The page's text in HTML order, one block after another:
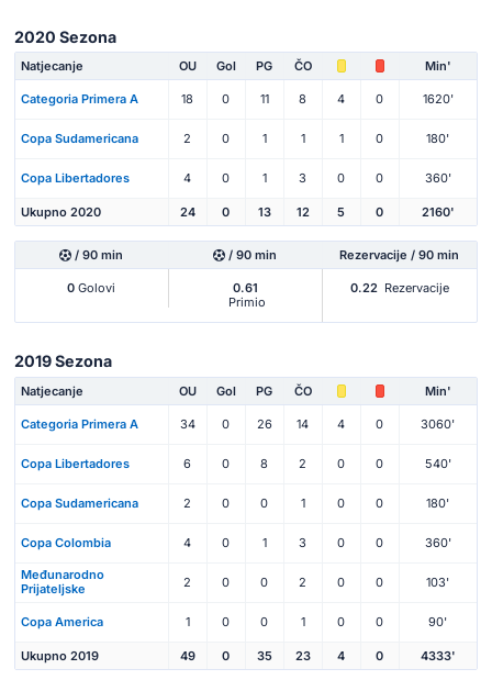
2020 Sezona
Natjecanje OU Gol PG ČO Min'
Categoria Primera A 18 0 11 8 4 0 1620'
Copa Sudamericana 2 0 1 1 1 0 180'
Copa Libertadores 4 0 1 3 0 0 360'
Ukupno 2020 24 0 13 12 5 0 2160'
/ 90 min / 90 min Rezervacije / 90 min
0 Golovi
0.61
Primio
0.22 Rezervacije
2019 Sezona
Natjecanje OU Gol PG ČO Min'
Categoria Primera A 34 0 26 14 4 0 3060'
Copa Libertadores 6 0 8 2 0 0 540'
Copa Sudamericana 2 0 0 1 0 0 180'
Copa Colombia 4 0 1 3 0 0 360'
Međunarodno
Prijateljske
2 0 0 2 0 0 103'
Copa America 1 0 0 1 0 0 90'
Ukupno 2019 49 0 35 23 4 0 4333'